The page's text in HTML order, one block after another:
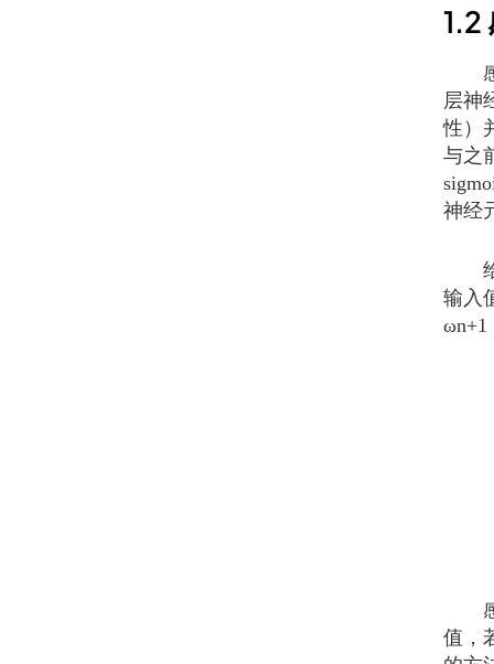
1.2
感
层神
性）
与之
神经
给
输入
ωn+1
感
值，